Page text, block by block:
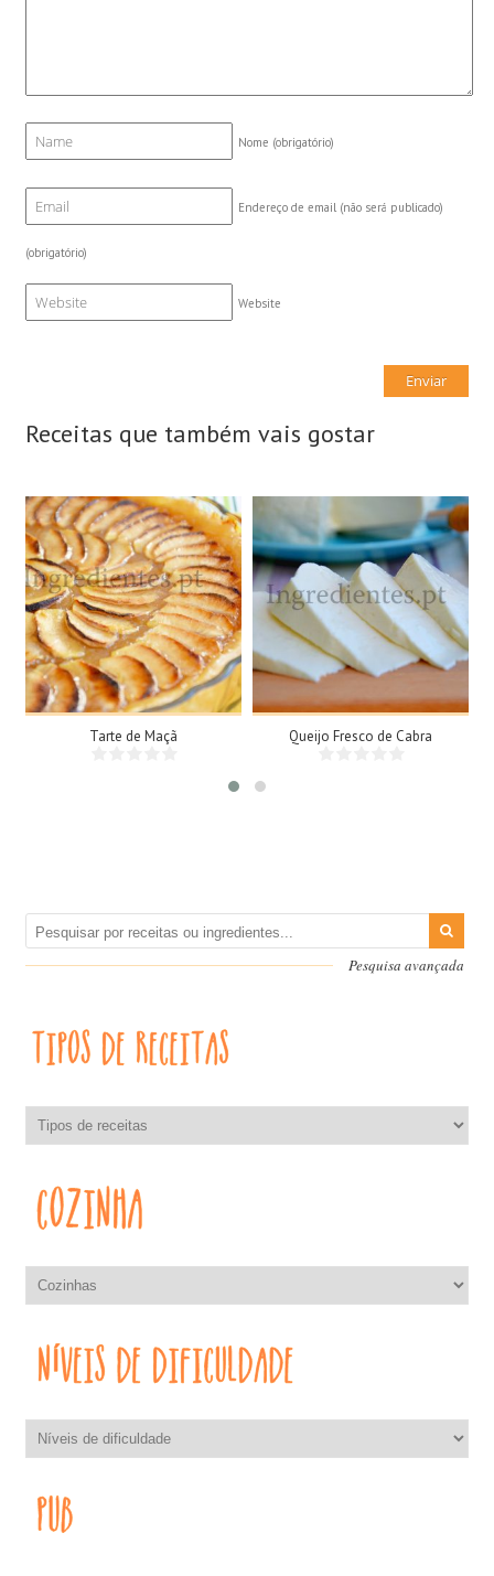
Nome (obrigatório)
Endereço de email (não será publicado)
(obrigatório)
Website
Receitas que também vais gostar
8 Doses
8 Pessoas
45Min
Tarte de Maçã
1 Queijo grande, 1kg
N/A
Queijo Fresco de Cabra
Pesquisa avançada